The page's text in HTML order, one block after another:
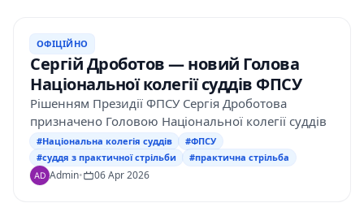
ОФІЦІЙНО
Сергій Дроботов — новий Голова
Національної колегії суддів ФПСУ
Рішенням Президії ФПСУ Сергія Дроботова
призначено Головою Національної колегії суддів
#Національна колегія суддів
#ФПСУ
#суддя з практичної стрільби
#практична стрільба
Admin• 06 Apr 2026